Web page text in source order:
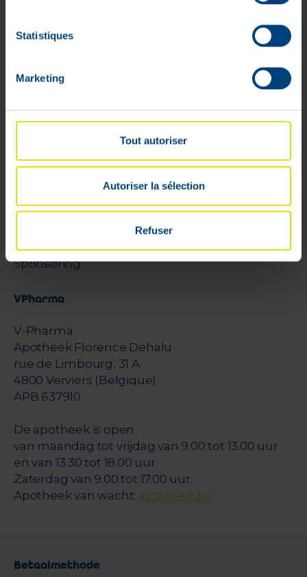
Statistiques
Marketing
Tout autoriser
Autoriser la sélection
Refuser
Opvolging van de bestellingen
Retourneren
Beveiligde betalingen
Leveringsprijs
Sponsoring
VPharma
V-Pharma
Apotheek Florence Dehalu
rue de Limbourg, 31 A
4800 Verviers (Belgique)
APB 637910
De apotheek is open
van maandag tot vrijdag van 9.00 tot 13.00 uur
en van 13.30 tot 18.00 uur
Zaterdag van 9.00 tot 17.00 uur.
Apotheek van wacht: apotheek.be
Betaalmethode